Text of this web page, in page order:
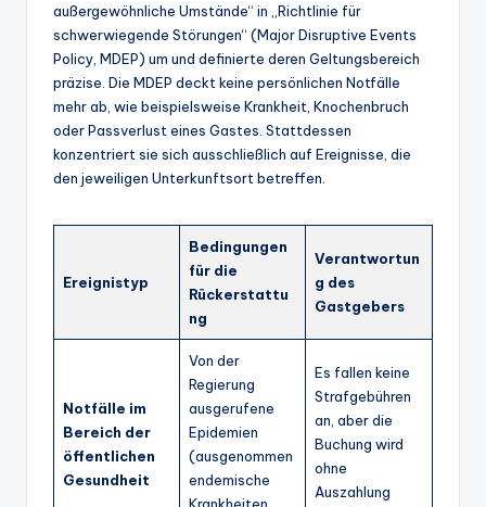
außergewöhnliche Umstände“ in „Richtlinie für
schwerwiegende Störungen“ (Major Disruptive Events
Policy, MDEP) um und definierte deren Geltungsbereich
präzise. Die MDEP deckt keine persönlichen Notfälle
mehr ab, wie beispielsweise Krankheit, Knochenbruch
oder Passverlust eines Gastes. Stattdessen
konzentriert sie sich ausschließlich auf Ereignisse, die
den jeweiligen Unterkunftsort betreffen.
Ereignistyp
Bedingungen
für die
Rückerstattu
ng
Verantwortun
g des
Gastgebers
Notfälle im
Bereich der
öffentlichen
Gesundheit
Von der
Regierung
ausgerufene
Epidemien
(ausgenommen
endemische
Es fallen keine
Strafgebühren
an, aber die
Buchung wird
ohne
Auszahlung